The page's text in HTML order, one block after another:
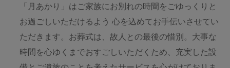
「月あかり」はご家族にお別れの時間をごゆっくりと
お過ごしいただけるよう 心を込めてお手伝いさせてい
ただきます。お葬式は、故人との最後の惜別。大事な
時間を心ゆくまでおすごしいただくため、充実した設